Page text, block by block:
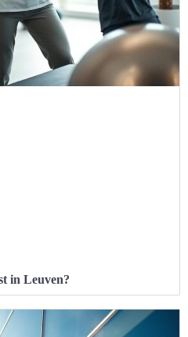
in Leuven?